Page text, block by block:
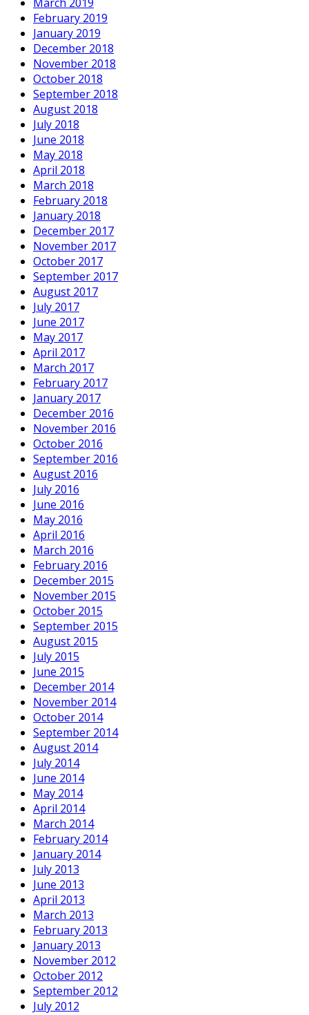
February 2019
January 2019
December 2018
November 2018
October 2018
September 2018
August 2018
July 2018
June 2018
May 2018
April 2018
March 2018
February 2018
January 2018
December 2017
November 2017
October 2017
September 2017
August 2017
July 2017
June 2017
May 2017
April 2017
March 2017
February 2017
January 2017
December 2016
November 2016
October 2016
September 2016
August 2016
July 2016
June 2016
May 2016
April 2016
March 2016
February 2016
December 2015
November 2015
October 2015
September 2015
August 2015
July 2015
June 2015
December 2014
November 2014
October 2014
September 2014
August 2014
July 2014
June 2014
May 2014
April 2014
March 2014
February 2014
January 2014
July 2013
June 2013
April 2013
March 2013
February 2013
January 2013
November 2012
October 2012
September 2012
July 2012